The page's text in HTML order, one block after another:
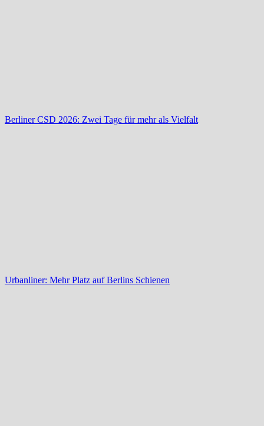
Berliner CSD 2026: Zwei Tage für mehr als Vielfalt
Urbanliner: Mehr Platz auf Berlins Schienen